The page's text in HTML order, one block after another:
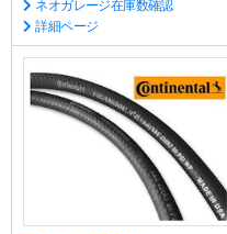
ネオガレージ在庫数確認
詳細ページ